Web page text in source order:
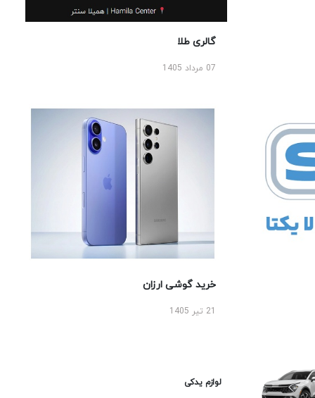
گالری طلا
07 مرداد 1405
خرید گوشی ارزان
لوازم یدکی